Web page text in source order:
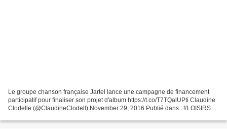
Le groupe chanson française Jartel lance une campagne de financement
participatif pour finaliser son projet d'album https://t.co/T7TQalUPti Claudine
Clodelle (@ClaudineClodell) November 29, 2016 Publié dans : #LOISIRS